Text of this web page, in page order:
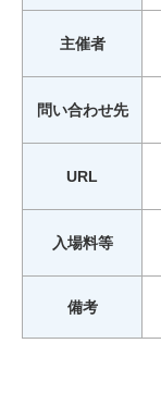
主催者
問い合わせ先
URL
入場料等
備考